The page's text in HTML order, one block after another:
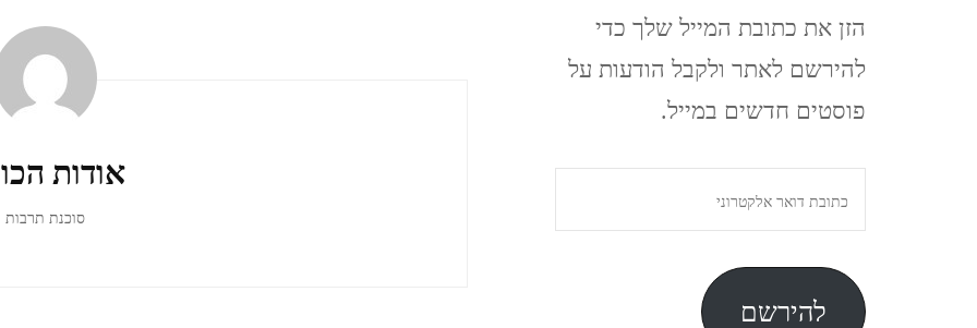
אודות
סוכנת תרבות
הזן את כתובת המייל שלך כדי
להירשם לאתר ולקבל הודעות על
פוסטים חדשים במייל.
דואר
אלקטרוני
להירשם